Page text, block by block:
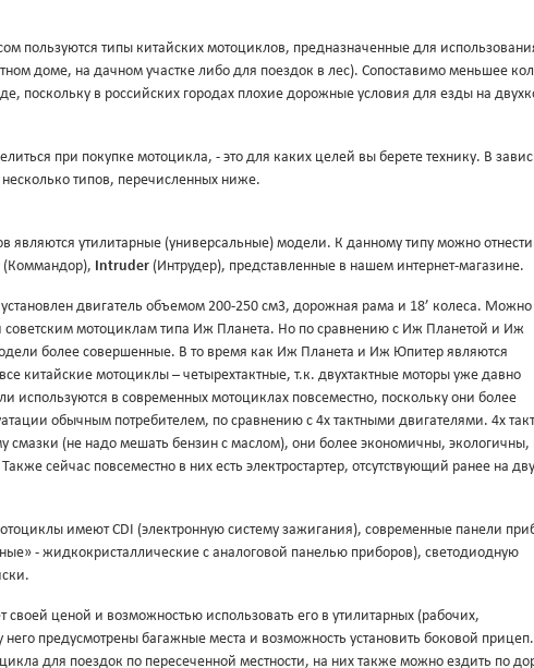
пользуются типы китайских мотоциклов, предназначенные для
доме, на дачном участке либо для поездок в лес). Сопоставимо меньшее
поскольку в российских городах плохие дорожные условия для езды на
при покупке мотоцикла, - это для каких целей вы берете технику. В
типов, перечисленных ниже.
утилитарные (универсальные) модели. К данному типу можно
(Коммандор), Intruder (Интрудер), представленные в нашем интернет-магазине.
двигатель объемом 200-250 см3, дорожная рама и 18’ колеса.
советским мотоциклам типа Иж Планета. Но по сравнению с Иж Планетой и Иж
более совершенные. В то время как Иж Планета и Иж Юпитер являются
китайские мотоциклы – четырехтактные, т.к. двухтактные моторы уже давно
используются в современных мотоциклах повсеместно, поскольку они более
обычным потребителем, по сравнению с 4х тактными двигателями. 4х
смазки (не надо мешать бензин с маслом), они более экономичны,
сейчас повсеместно в них есть электростартер, отсутствующий ранее на
имеют CDI (электронную систему зажигания), современные панели
- жидкокристаллические с аналоговой панелью приборов), светодиодную
ценой и возможностью использовать его в утилитарных (рабочих,
него предусмотрены багажные места и возможность установить боковой
для поездок по пересеченной местности, на них также можно ездить по